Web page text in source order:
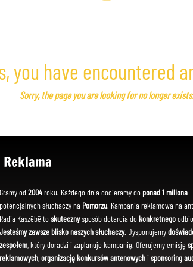
you have encountered
Sorry, the page you are looking for no longer exists.
Reklama
Gramy od 2004roku. Każdego dnia docieramy do ponad 1 miliona
potencjalnych słuchaczy na Pomorzu. Kampania reklamowa na
Radia Kaszëbë toskutecznysposób dotarcia dokonkretnego
Jesteśmy zawsze blisko naszych słuchaczy. Dysponujemy
zespołem, który doradzi i zaplanuje kampanię. Oferujemy emisję
reklamowych,organizację konkursów antenowychi sponsoring